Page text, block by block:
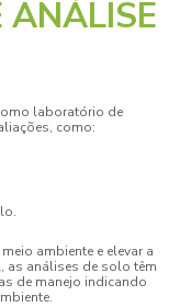
ANÁLISE
laboratório de
como:
ambiente e elevar a
as análises de solo têm
de manejo indicando